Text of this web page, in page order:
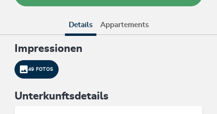
Details Appartements
Impressionen
49 FOTOS
Unterkunftsdetails